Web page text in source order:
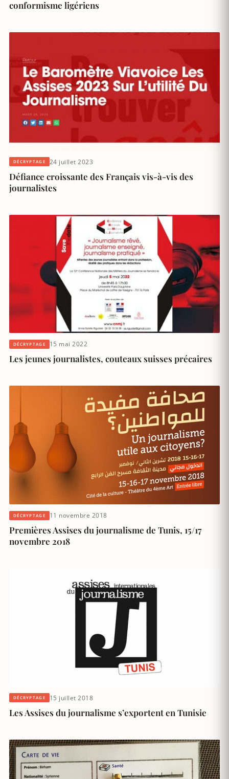
conformisme ligériens
DÉCRYPTAGE 24 juillet 2023
Défiance croissante des Français vis-à-vis des
journalistes
DÉCRYPTAGE 15 mai 2022
Les jeunes journalistes, couteaux suisses précaires
DÉCRYPTAGE 11 novembre 2018
Premières Assises du journalisme de Tunis, 15/17
novembre 2018
DÉCRYPTAGE 15 juillet 2018
Les Assises du journalisme s’exportent en Tunisie